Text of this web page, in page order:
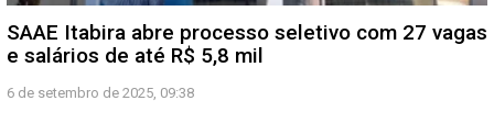
SAAE Itabira abre processo seletivo com 27 vagas
e salários de até R$ 5,8 mil
6 de setembro de 2025, 09:38